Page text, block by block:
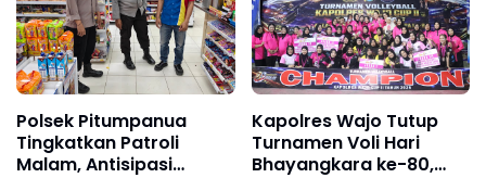
Polsek Pitumpanua
Tingkatkan Patroli
Malam, Antisipasi
Kapolres Wajo Tutup
Turnamen Voli Hari
Bhayangkara ke-80,